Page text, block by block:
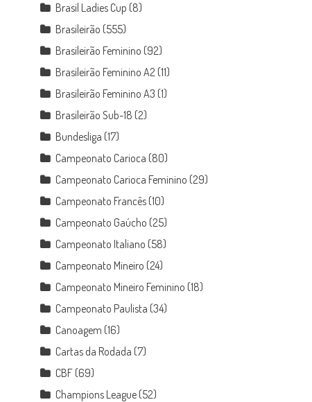
Brasil Ladies Cup (8)
Brasileirão (555)
Brasileirão Feminino (92)
Brasileirão Feminino A2 (11)
Brasileirão Feminino A3 (1)
Brasileirão Sub-18 (2)
Bundesliga (17)
Campeonato Carioca (80)
Campeonato Carioca Feminino (29)
Campeonato Francês (10)
Campeonato Gaúcho (25)
Campeonato Italiano (58)
Campeonato Mineiro (24)
Campeonato Mineiro Feminino (18)
Campeonato Paulista (34)
Canoagem (16)
Cartas da Rodada (7)
CBF (69)
Champions League (52)